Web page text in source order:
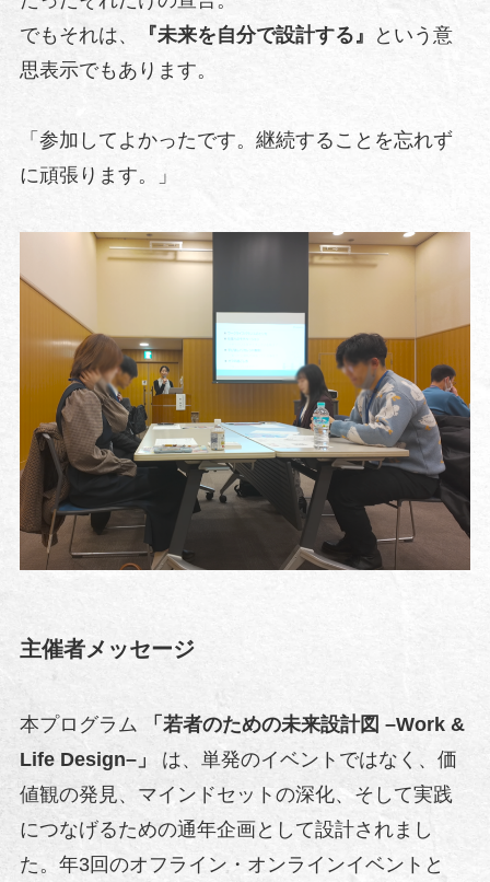
でもそれは、
『未来を自分で設計する』
という意
思表示でもあります。
「参加してよかったです。継続することを忘れず
に頑張ります。」
主催者メッセージ
本プログラム
「若者のための未来設計図 –Work &
Life Design–」
は、単発のイベントではなく、価
値観の発見、マインドセットの深化、そして実践
につなげるための通年企画として設計されまし
た。年3回のオフライン・オンラインイベントと